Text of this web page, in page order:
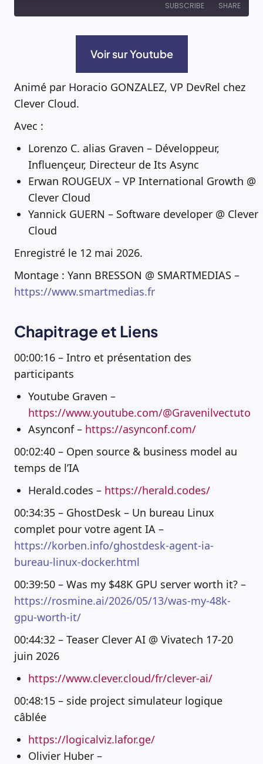
SUBSCRIBE SHARE
LINK
EMBED
Voir sur Youtube
Animé par Horacio GONZALEZ, VP DevRel chez
Clever Cloud.
Avec :
Lorenzo C. alias Graven – Développeur,
Influençeur, Directeur de Its Async
Erwan ROUGEUX – VP International Growth @
Clever Cloud
Yannick GUERN – Software developer @ Clever
Cloud
Enregistré le 12 mai 2026.
Montage : Yann BRESSON @ SMARTMEDIAS –
https://www.smartmedias.fr
Chapitrage et Liens
00:00:16 – Intro et présentation des
participants
Youtube Graven –
https://www.youtube.com/@Gravenilvectuto
Asynconf – https://asynconf.com/
00:02:40 – Open source & business model au
temps de l’IA
Herald.codes – https://herald.codes/
00:34:35 – GhostDesk – Un bureau Linux
complet pour votre agent IA –
https://korben.info/ghostdesk-agent-ia-
bureau-linux-docker.html
00:39:50 – Was my $48K GPU server worth it? –
https://rosmine.ai/2026/05/13/was-my-48k-
gpu-worth-it/
00:44:32 – Teaser Clever AI @ Vivatech 17-20
juin 2026
https://www.clever.cloud/fr/clever-ai/
00:48:15 – side project simulateur logique
câblée
https://logicalviz.lafor.ge/
Olivier Huber –